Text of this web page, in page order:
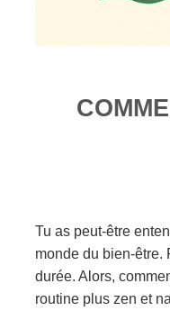
Tu as peut-être
monde du bien-être.
durée. Alors,
routine plus zen et